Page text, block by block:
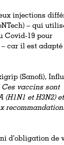
injections
– qui
Covid-19 pour
car il est adapté
(Sanofi),
Ces vaccins sont
et H3N2) et
d’obligation de